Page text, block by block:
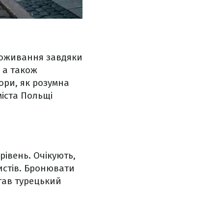
завдяки
а також
як розумна
Польщі
Очікують,
Бронювати
турецький